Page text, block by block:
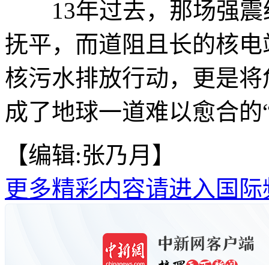
13年过去，那场强震
抚平，而道阻且长的核
核污水排放行动，更是
成了地球一道难以愈合的
【编辑:张乃月】
更多精彩内容请进入国际